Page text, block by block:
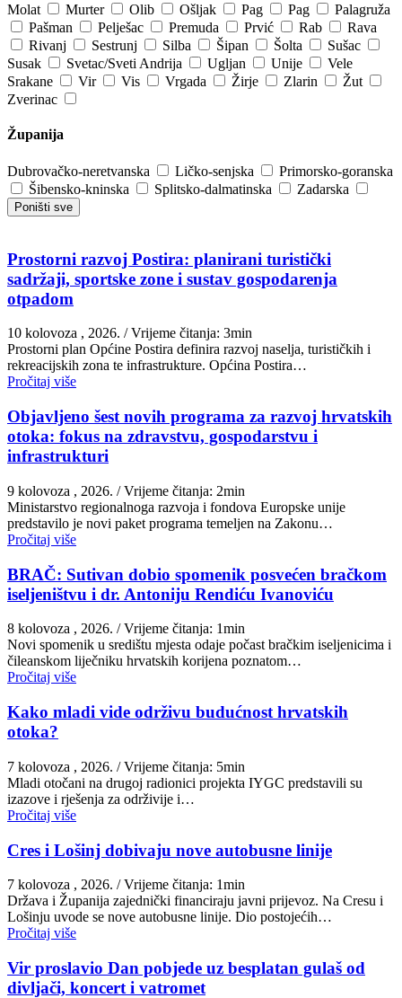
Molat
Murter Olib Ošljak Pag Pag
Palagruža
Pašman
Pelješac Premuda Prvić Rab
Rava
Rivanj
Sestrunj Silba Šipan Šolta
Sušac
Susak
Svetac/Sveti Andrija Ugljan Unije
Vele
Srakane
Vir Vis Vrgada Žirje Zlarin
Žut
Zverinac
Županija
Dubrovačko-neretvanska Ličko-senjska
Primorsko-goranska
Šibensko-kninska
Splitsko-dalmatinska Zadarska
Poništi sve
Prostorni razvoj Postira: planirani turistički
sadržaji, sportske zone i sustav gospodarenja
otpadom
10 kolovoza , 2026. / Vrijeme čitanja: 3min
Prostorni plan Općine Postira definira razvoj naselja, turističkih i
rekreacijskih zona te infrastrukture. Općina Postira…
Pročitaj više
Objavljeno šest novih programa za razvoj hrvatskih
otoka: fokus na zdravstvu, gospodarstvu i
infrastrukturi
9 kolovoza , 2026. / Vrijeme čitanja: 2min
Ministarstvo regionalnoga razvoja i fondova Europske unije
predstavilo je novi paket programa temeljen na Zakonu…
Pročitaj više
BRAČ: Sutivan dobio spomenik posvećen bračkom
iseljeništvu i dr. Antoniju Rendiću Ivanoviću
8 kolovoza , 2026. / Vrijeme čitanja: 1min
Novi spomenik u središtu mjesta odaje počast bračkim iseljenicima i
čileanskom liječniku hrvatskih korijena poznatom…
Pročitaj više
Kako mladi vide održivu budućnost hrvatskih
otoka?
7 kolovoza , 2026. / Vrijeme čitanja: 5min
Mladi otočani na drugoj radionici projekta IYGC predstavili su
izazove i rješenja za održivije i…
Pročitaj više
Cres i Lošinj dobivaju nove autobusne linije
7 kolovoza , 2026. / Vrijeme čitanja: 1min
Država i Županija zajednički financiraju javni prijevoz. Na Cresu i
Lošinju uvode se nove autobusne linije. Dio postojećih…
Pročitaj više
Vir proslavio Dan pobjede uz besplatan gulaš od
divljači, koncert i vatromet